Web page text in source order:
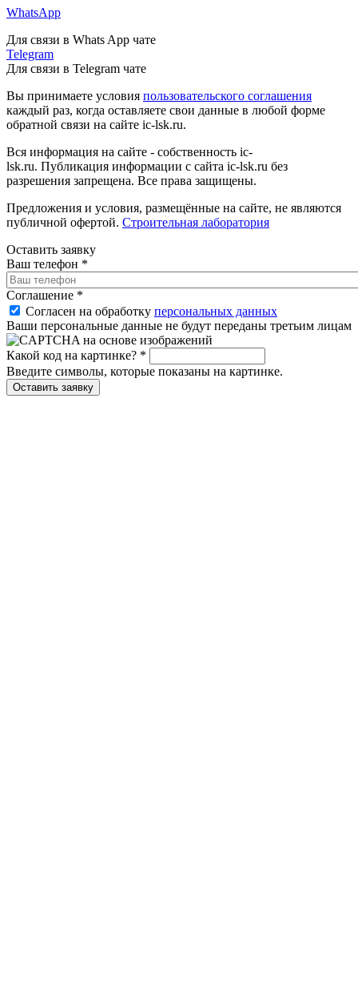
WhatsApp
Для связи в Whats App чате
Telegram
Для связи в Telegram чате
Вы принимаете условия пользовательского соглашения
каждый раз, когда оставляете свои данные в любой форме
обратной связи на сайте ic-lsk.ru.
Вся информация на сайте - собственность ic-
lsk.ru. Публикация информации с сайта ic-lsk.ru без
разрешения запрещена. Все права защищены.
Предложения и условия, размещённые на сайте, не являются
публичной офертой. Строительная лаборатория
Оставить заявку
Ваш телефон *
Соглашение *
Согласен на обработку персональных данных
Ваши персональные данные не будут переданы третьим лицам
Какой код на картинке? *
Введите символы, которые показаны на картинке.